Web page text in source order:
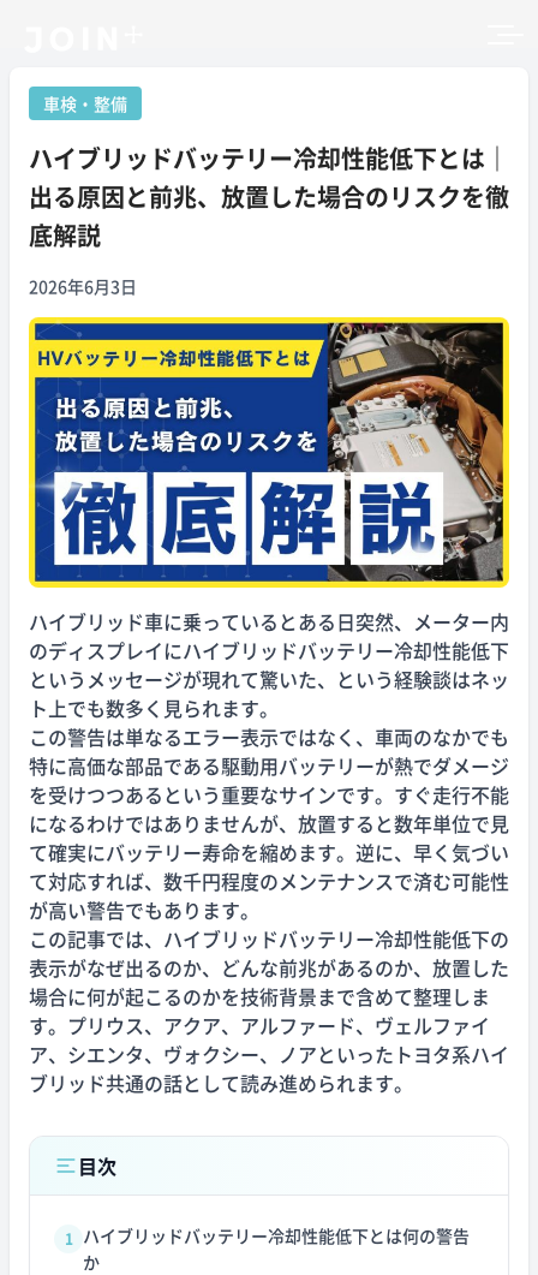
車検・整備
ハイブリッドバッテリー冷却性能低下とは｜
出る原因と前兆、放置した場合のリスクを徹
底解説
2026年6月3日
ハイブリッド車に乗っているとある日突然、メーター内
のディスプレイにハイブリッドバッテリー冷却性能低下
というメッセージが現れて驚いた、という経験談はネッ
ト上でも数多く見られます。
この警告は単なるエラー表示ではなく、車両のなかでも
特に高価な部品である駆動用バッテリーが熱でダメージ
を受けつつあるという重要なサインです。すぐ走行不能
になるわけではありませんが、放置すると数年単位で見
て確実にバッテリー寿命を縮めます。逆に、早く気づい
て対応すれば、数千円程度のメンテナンスで済む可能性
が高い警告でもあります。
この記事では、ハイブリッドバッテリー冷却性能低下の
表示がなぜ出るのか、どんな前兆があるのか、放置した
場合に何が起こるのかを技術背景まで含めて整理しま
す。プリウス、アクア、アルファード、ヴェルファイ
ア、シエンタ、ヴォクシー、ノアといったトヨタ系ハイ
ブリッド共通の話として読み進められます。
目次
1 ハイブリッドバッテリー冷却性能低下とは何の警告
か